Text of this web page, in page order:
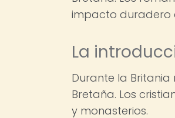
impacto duradero
La
Durante la
Bretaña. Los
y monasterios.